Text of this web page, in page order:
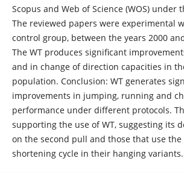
Scopus and Web of Science (WOS) under
The reviewed papers were experimental
control group, between the years 2000
The WT produces significant
and in change of direction capacities in
population. Conclusion: WT generates
improvements in jumping, running and
performance under different protocols.
supporting the use of WT, suggesting its
on the second pull and those that use the
shortening cycle in their hanging variants.